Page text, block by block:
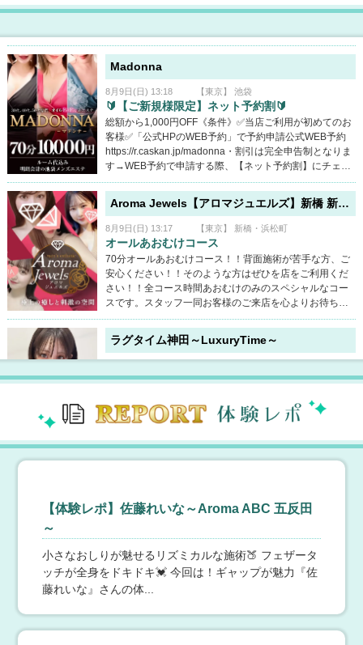
Madonna
8月9日(日) 13:18 【東京】 池袋
🔰【ご新規様限定】ネット予約割🔰
総額から1,000円OFF《条件》✅当店ご利用が初めてのお
客様✅「公式HPのWEB予約」で予約申請公式WEB予約
https://r.caskan.jp/madonna・割引は完全申告制となりま
す→WEB予約で申請する際、【ネット予約割】にチェッ
クしてください。・他イベント・割引併用不可💖おすす
めポイント-💖🔥毎日お得なイベント開催⇒《https://mad
onna-tokyo.jp/news》🔥マンション型なので部屋代“0
円”🔥無香料オイル/無香料ボディソープ使用🔥他店舗の3
倍オイル使用（無料）🔥清潔感×品格重視の採用基準
Aroma Jewels【アロマジュエルズ】新橋 新宿 秋葉原 五反田
8月9日(日) 13:17 【東京】 新橋・浜松町
オールあおむけコース
70分オールあおむけコース！！背面施術が苦手な方、ご
安心ください！！そのような方はぜひを店をご利用くだ
さい！！全コース時間あおむけのみのスペシャルなコー
スです。スタッフ一同お客様のご来店を心よりお待ちし
ております。ご連絡お待ちしております♡▼お問合せ先0
50-5444-9830▼オフィシャルHPはコチラhttps://aroma-j
ewels.jp
ラグタイム神田～LuxuryTime～
新人割がパワーアップしてリニューアル☆
料金4000円割引・指名料無料にてご案内いたします♪対
象セラピストは公式HPの新人一覧でご確認ください。条
件は会員サイトに登録してクーポンを併用するだけ！http
でも利用可能です！90分18,000円→14,000円120分23,0
リピートは別途本指名料がかかります。※出張の場合は
ーンとの併用はできません。
8月9日(日) 13:15 【東京】 五反田・品川
今だけクレカ手数料０円♪割引利用もＯＫ！
ay決済に対応しております。なお、今だけ期間限定でク
レカの決済手数料が０円です！しかも各種割引の利用も
できちゃいます♪また、領収書の発行もしておりますの
ラグタイム銀座～LuxuryTime～
【体験レポ】佐藤れいな～Aroma ABC 五反田
～
小さなおしりが魅せるリズミカルな施術🍑 フェザータ
ッチが全身をドキドキ💓 今回は！ギャップが魅力『佐
藤れいな』さんの体...